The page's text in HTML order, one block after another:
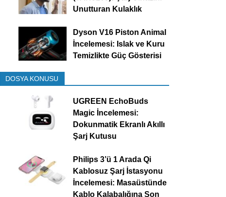
Unutturan Kulaklık
Dyson V16 Piston Animal
İncelemesi: Islak ve Kuru
Temizlikte Güç Gösterisi
DOSYA KONUSU
UGREEN EchoBuds
Magic İncelemesi:
Dokunmatik Ekranlı Akıllı
Şarj Kutusu
Philips 3’ü 1 Arada Qi
Kablosuz Şarj İstasyonu
İncelemesi: Masaüstünde
Kablo Kalabalığına Son